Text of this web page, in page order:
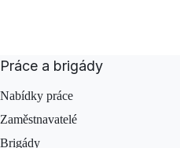
Práce a brigády
Nabídky práce
Zaměstnavatelé
Brigády